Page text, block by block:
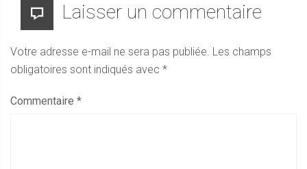
Laisser un commentaire
Votre adresse e-mail ne sera pas publiée. Les champs
obligatoires sont indiqués avec *
Commentaire *